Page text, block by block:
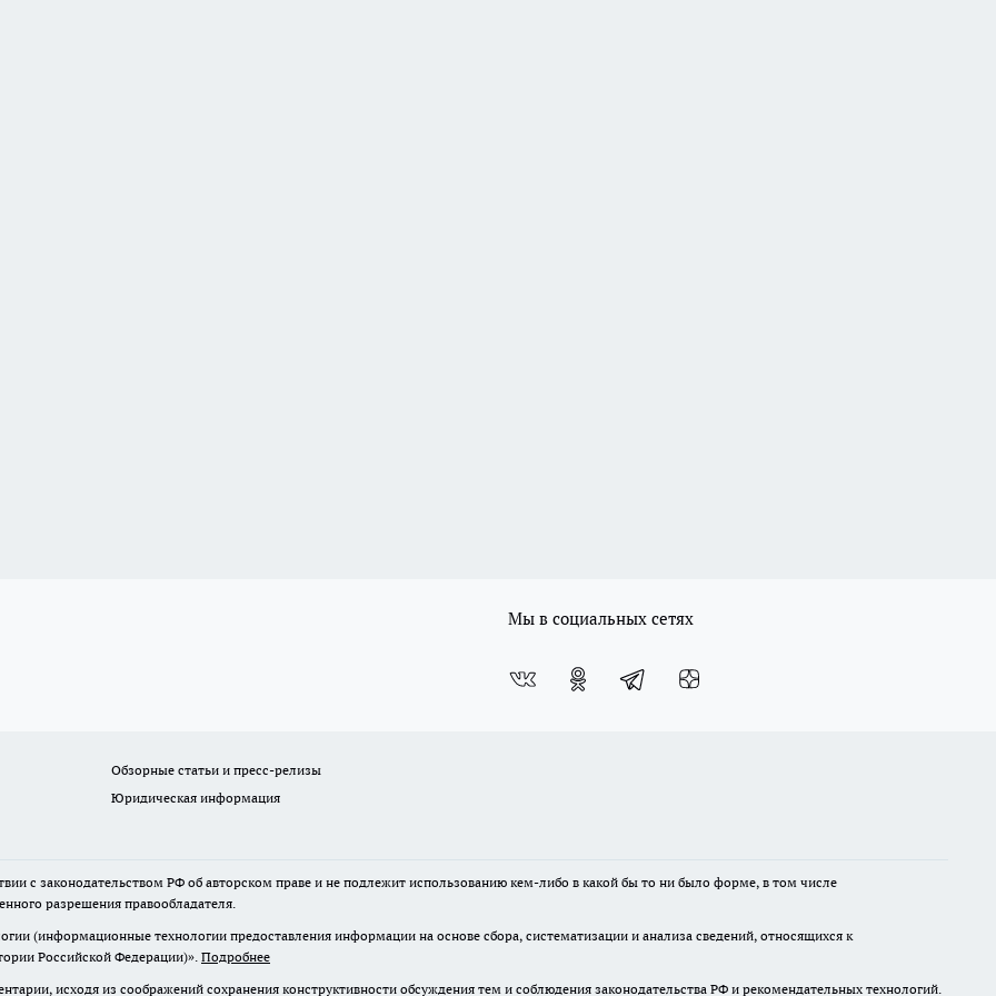
Мы в социальных сетях
Обзорные статьи и пресс-релизы
Юридическая информация
с законодательством РФ об авторском праве и не подлежит использованию кем-либо в какой бы то ни было форме, в том числе
разрешения правообладателя.
(информационные технологии предоставления информации на основе сбора, систематизации и анализа сведений, относящихся к
Российской Федерации)». Подробнее
исходя из соображений сохранения конструктивности обсуждения тем и соблюдения законодательства РФ и рекомендательных технологий.